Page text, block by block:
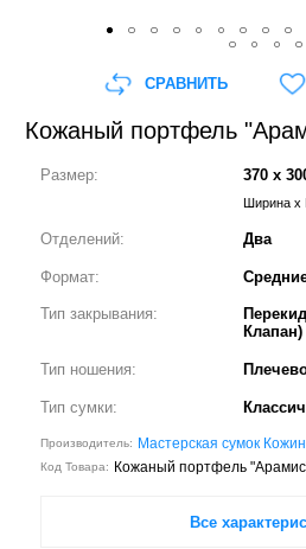
Кожаный портфель
Размер: 370 x
Ширина x
Отделений: Два
Формат:
Тип закрывания:
Тип ношения:
Тип сумки:
Производитель: Мастерская сумок
Код Товара: Кожаный портфель
Все
СРАВНИТЬ